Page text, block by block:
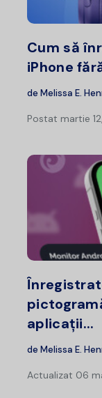
Cum să
iPhone
de Melissa E.
Postat martie
aplicații...
de Melissa E.
Actualizat 06